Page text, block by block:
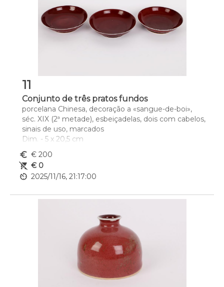
11
Conjunto de três pratos fundos
porcelana Chinesa, decoração a «sangue-de-boi»,
séc. XIX (2ª metade), esbeiçadelas, dois com cabelos,
sinais de uso, marcados
Dim. - 5 x 20,5 cm
euro_symbol € 200
remove_shopping_cart € 0
av_timer 2025/11/16, 21:17:00